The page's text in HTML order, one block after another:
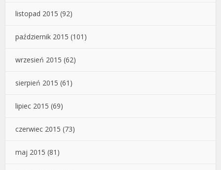
listopad 2015 (92)
październik 2015 (101)
wrzesień 2015 (62)
sierpień 2015 (61)
lipiec 2015 (69)
czerwiec 2015 (73)
maj 2015 (81)